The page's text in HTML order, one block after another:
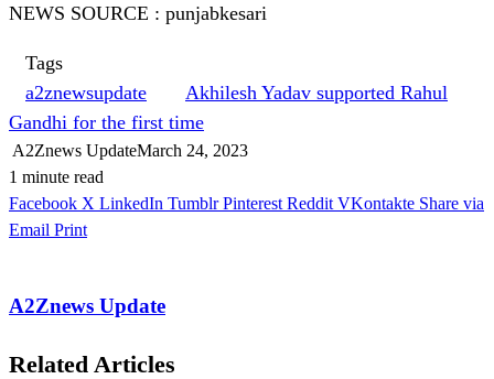
NEWS SOURCE : punjabkesari
Tags
a2znewsupdate
Akhilesh Yadav supported Rahul
Gandhi for the first time
A2Znews UpdateMarch 24, 2023
1 minute read
Facebook X LinkedIn Tumblr Pinterest Reddit VKontakte Share via
Email Print
A2Znews Update
Related Articles